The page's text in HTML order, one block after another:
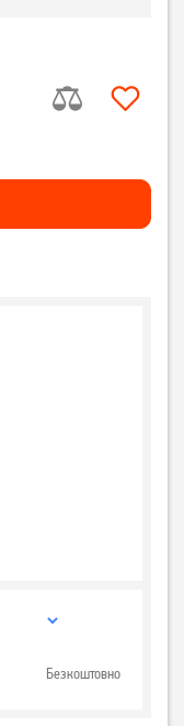
Безкоштовно